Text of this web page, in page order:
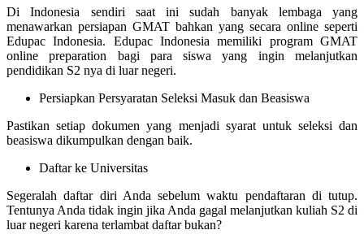
Di Indonesia sendiri saat ini sudah banyak lembaga yang
menawarkan persiapan GMAT bahkan yang secara online seperti
Edupac Indonesia. Edupac Indonesia memiliki program GMAT
online preparation bagi para siswa yang ingin melanjutkan
pendidikan S2 nya di luar negeri.
Persiapkan Persyaratan Seleksi Masuk dan Beasiswa
Pastikan setiap dokumen yang menjadi syarat untuk seleksi dan
beasiswa dikumpulkan dengan baik.
Daftar ke Universitas
Segeralah daftar diri Anda sebelum waktu pendaftaran di tutup.
Tentunya Anda tidak ingin jika Anda gagal melanjutkan kuliah S2 di
luar negeri karena terlambat daftar bukan?